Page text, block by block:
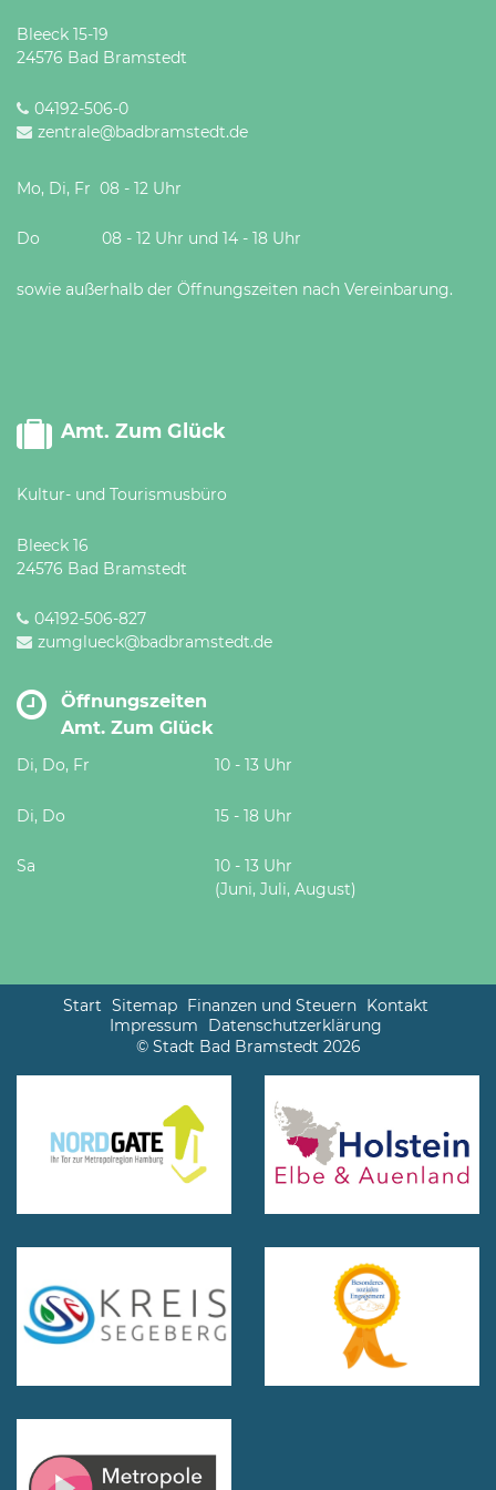
nach
Vereinbarung.
Bleeck 15-19
24576 Bad Bramstedt
04192-506-0
zentrale@badbramstedt.de
Mo, Di, Fr 08 - 12 Uhr
Do 08 - 12 Uhr und 14 - 18 Uhr
sowie außerhalb der Öffnungszeiten nach Vereinbarung.
Amt. Zum Glück
Kultur- und Tourismusbüro
Bleeck 16
24576 Bad Bramstedt
04192-506-827
zumglueck@badbramstedt.de
Öffnungszeiten
Amt. Zum Glück
Di, Do, Fr 10 - 13 Uhr
Di, Do 15 - 18 Uhr
Sa
10 - 13 Uhr
(Juni, Juli, August)
Start Sitemap Finanzen und Steuern Kontakt
Impressum
Datenschutzerklärung
© Stadt Bad Bramstedt 2026